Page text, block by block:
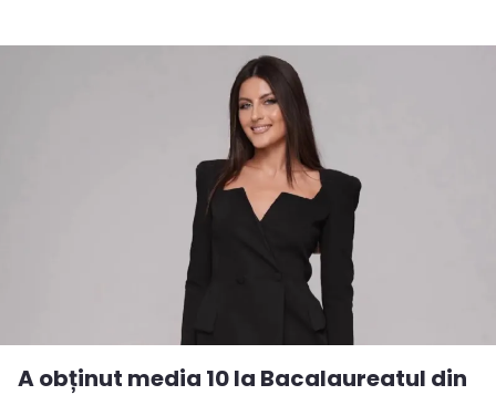
A obținut media 10 la Bacalaureatul din